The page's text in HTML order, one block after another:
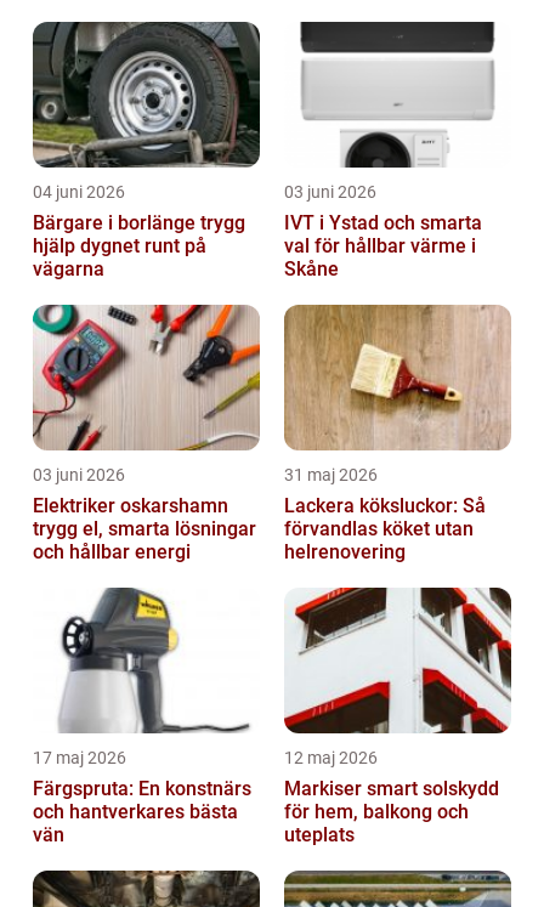
04 juni 2026
Bärgare i borlänge trygg
hjälp dygnet runt på
vägarna
03 juni 2026
IVT i Ystad och smarta
val för hållbar värme i
Skåne
03 juni 2026
Elektriker oskarshamn
trygg el, smarta lösningar
och hållbar energi
31 maj 2026
Lackera köksluckor: Så
förvandlas köket utan
helrenovering
17 maj 2026
Färgspruta: En konstnärs
och hantverkares bästa
vän
12 maj 2026
Markiser smart solskydd
för hem, balkong och
uteplats